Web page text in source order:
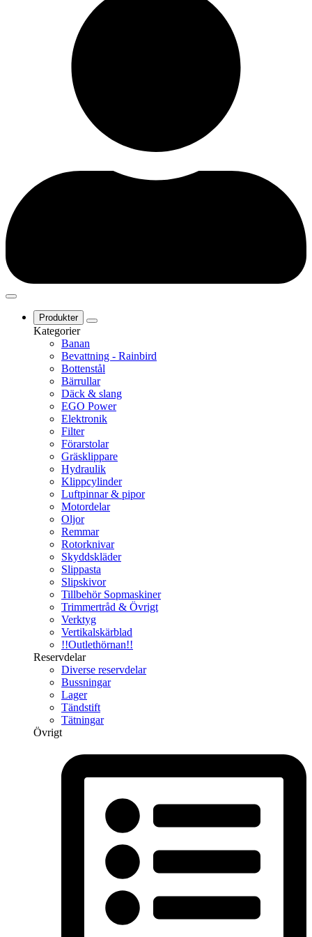
Produkter
Kategorier
Banan
Bevattning - Rainbird
Bottenstål
Bärrullar
Däck & slang
EGO Power
Elektronik
Filter
Förarstolar
Gräsklippare
Hydraulik
Klippcylinder
Luftpinnar & pipor
Motordelar
Oljor
Remmar
Rotorknivar
Skyddskläder
Slippasta
Slipskivor
Tillbehör Sopmaskiner
Trimmertråd & Övrigt
Verktyg
Vertikalskärblad
!!Outlethörnan!!
Reservdelar
Diverse reservdelar
Bussningar
Lager
Tändstift
Tätningar
Övrigt